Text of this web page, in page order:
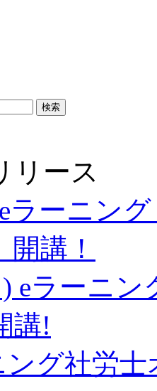
リース
ラーニン
講！
) eラーニ
講!
ング社労